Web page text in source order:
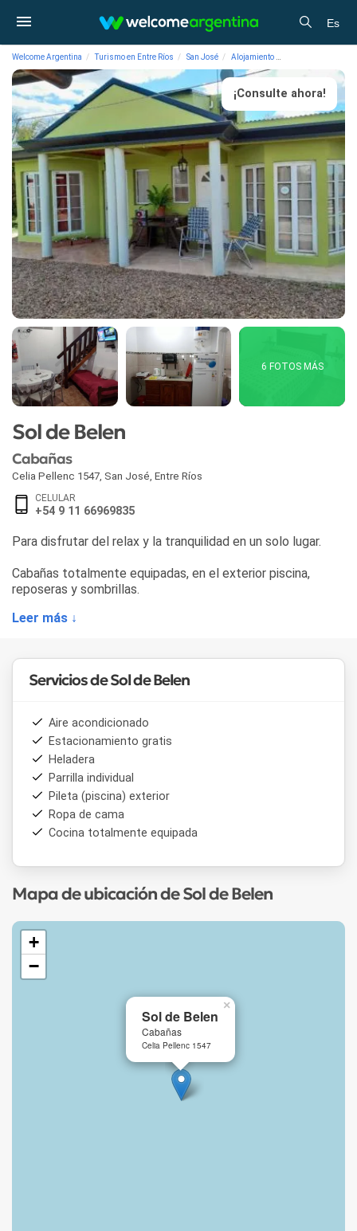
Es
Welcome Argentina Turismo en Entre Ríos San José Alojamiento
¡Consulte ahora!
6 FOTOS MÁS
Sol de Belen
Cabañas
Celia Pellenc 1547 San José Entre Ríos
CELULAR
+54 9 11 66969835
Para disfrutar del relax y la tranquilidad en un solo lugar.
Cabañas totalmente equipadas, en el exterior piscina,
reposeras y sombrillas.
Leer más ↓
Servicios de Sol de Belen
Aire acondicionado
Estacionamiento gratis
Heladera
Parrilla individual
Pileta (piscina) exterior
Ropa de cama
Cocina totalmente equipada
Mapa de ubicación de Sol de Belen
Sol de Belen
Cabañas
Celia Pellenc 1547
×
+
−